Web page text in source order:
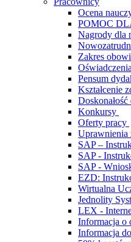
Ocena
POMOC
Nagrody dla
Zakres
Pensum
Kształcenie
Konkursy
Oferty pracy
Uprawnienia
SAP –
SAP -
SAP -
EZD:
Wirtualna
Jednolity
LEX -
Informacja o
Informacja